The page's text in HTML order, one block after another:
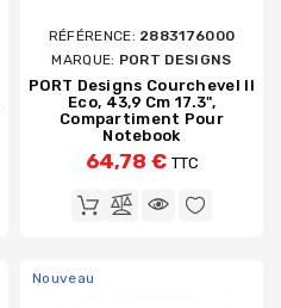
RÉFÉRENCE: 2883176000
MARQUE: PORT DESIGNS
PORT Designs Courchevel II
Eco, 43,9 Cm 17.3",
Compartiment Pour
Notebook
64,78 € TTC
Nouveau